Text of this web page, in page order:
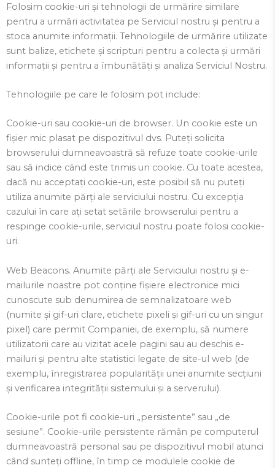
Folosim cookie-uri și tehnologii de urmărire similare
pentru a urmări activitatea pe Serviciul nostru și pentru a
stoca anumite informații. Tehnologiile de urmărire utilizate
sunt balize, etichete și scripturi pentru a colecta și urmări
informații și pentru a îmbunătăți și analiza Serviciul Nostru.
Tehnologiile pe care le folosim pot include:
Cookie-uri sau cookie-uri de browser. Un cookie este un
fișier mic plasat pe dispozitivul dvs. Puteți solicita
browserului dumneavoastră să refuze toate cookie-urile
sau să indice când este trimis un cookie. Cu toate acestea,
dacă nu acceptați cookie-uri, este posibil să nu puteți
utiliza anumite părți ale serviciului nostru. Cu excepția
cazului în care ați setat setările browserului pentru a
respinge cookie-urile, serviciul nostru poate folosi cookie-
uri.
Web Beacons. Anumite părți ale Serviciului nostru și e-
mailurile noastre pot conține fișiere electronice mici
cunoscute sub denumirea de semnalizatoare web
(numite și gif-uri clare, etichete pixeli și gif-uri cu un singur
pixel) care permit Companiei, de exemplu, să numere
utilizatorii care au vizitat acele pagini sau au deschis e-
mailuri și pentru alte statistici legate de site-ul web (de
exemplu, înregistrarea popularității unei anumite secțiuni
și verificarea integrității sistemului și a serverului).
Cookie-urile pot fi cookie-uri „persistente” sau „de
sesiune”. Cookie-urile persistente rămân pe computerul
dumneavoastră personal sau pe dispozitivul mobil atunci
când sunteți offline, în timp ce modulele cookie de